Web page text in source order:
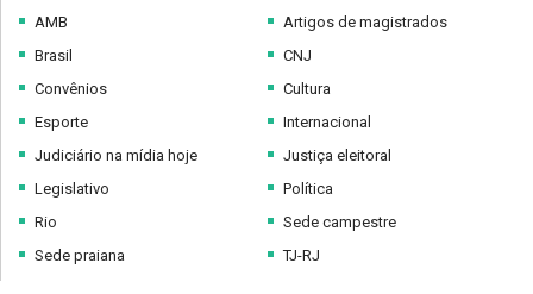
AMB
Brasil
Convênios
Esporte
Judiciário na mídia hoje
Legislativo
Rio
Sede praiana
Artigos de magistrados
CNJ
Cultura
Internacional
Justiça eleitoral
Política
Sede campestre
TJ-RJ